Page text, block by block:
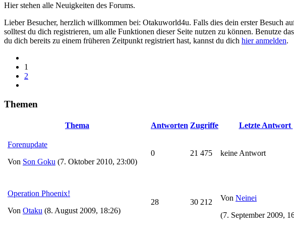
Hier stehen alle Neuigkeiten des Forums.
Lieber Besucher, herzlich willkommen bei: Otakuworld4u. Falls dies dein erster Besuch
solltest du dich registrieren, um alle Funktionen dieser Seite nutzen zu können. Benutze das
du dich bereits zu einem früheren Zeitpunkt registriert hast, kannst du dich hier anmelden.
1
2
Themen
Thema Antworten Zugriffe Letzte Antwort
Forenupdate
Von Son Goku (7. Oktober 2010, 23:00)
0 21 475 keine Antwort
Operation Phoenix!
Von Otaku (8. August 2009, 18:26)
28 30 212 Von Neinei
(7. September 2009,